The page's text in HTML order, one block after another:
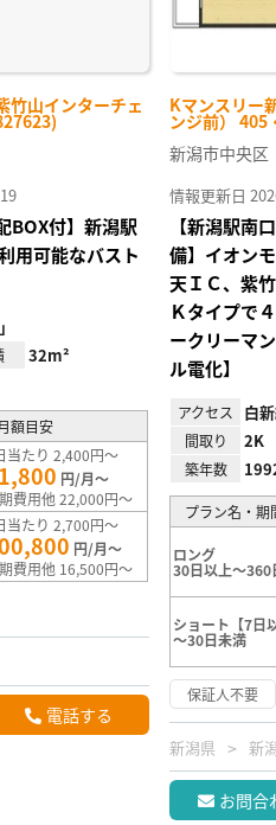
竹山インターチェ
BOX付】新潟駅
用可能なバスト
32m²
額目安
当たり 2,400円～
円/月～
費用他 22,000円～
当たり 2,700円～
円/月～
費用他 16,500円～
電話する
Kマンスリー
ンジ前）
新潟市中央区
情報更新日
【新潟駅南
備】イオン
天ＩＣ、紫
Ｋタイプで
ークリーマ
ル電化】
アクセス 白
間取り 2K
築年数
プラン名・期
ロング
30日以上～360
ショート【7日
～30日未満
保証人不要
新潟県 新
お問合